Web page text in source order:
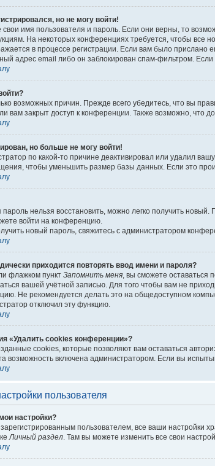
но не могу войти!
имя пользователя и пароль. Если они верны, то
На некоторых конференциях требуется, чтобы все
в процессе регистрации. Если вам было
адрес email либо он заблокирован спам-фильтром.
возможных причин. Прежде всего убедитесь, что вы
вам закрыт доступ к конференции. Также возможно, что
но больше не могу войти!
по какой-то причине деактивировал или удалил
чтобы уменьшить размер базы данных. Если это
пароль нельзя восстановить, можно легко получить
войти на конференцию.
новый пароль, свяжитесь с администратором
приходится повторять ввод имени и пароля?
флажком пункт Запомнить меня, вы сможете оставаться
вашей учётной записью. Для того чтобы вам не
Не рекомендуется делать это на общедоступном
отключил эту функцию.
«Удалить cookies конференции»?
cookies, которые позволяют вам оставаться
возможность включена администратором. Если вы
пользователя
настройки?
пользователем, все ваши настройки
Личный раздел. Там вы можете изменить все свои